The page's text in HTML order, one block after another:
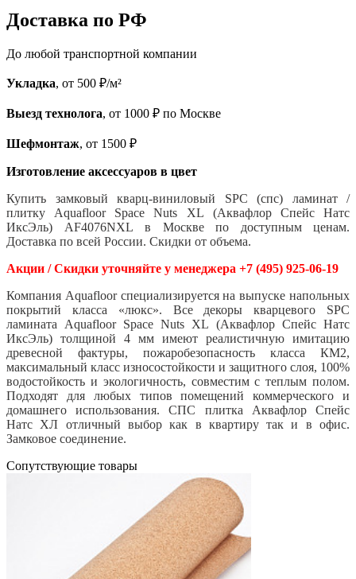
Доставка по РФ
До любой транспортной компании
Укладка, от 500 ₽/м²
Выезд технолога, от 1000 ₽ по Москве
Шефмонтаж, от 1500 ₽
Изготовление аксессуаров в цвет
Купить замковый кварц-виниловый SPC (спс) ламинат /
плитку Aquafloor Space Nuts XL (Аквафлор Спейс Натс
ИксЭль) AF4076NXL в Москве по доступным ценам.
Доставка по всей России. Скидки от объема.
Акции / Скидки уточняйте у менеджера +7 (495) 925-06-19
Компания Aquafloor специализируется на выпуске напольных
покрытий класса «люкс». Все декоры кварцевого SPC
ламината Aquafloor Space Nuts XL (Аквафлор Спейс Натс
ИксЭль) толщиной 4 мм имеют реалистичную имитацию
древесной фактуры, пожаробезопасность класса КМ2,
максимальный класс износостойкости и защитного слоя, 100%
водостойкость и экологичность, совместим с теплым полом.
Подходят для любых типов помещений коммерческого и
домашнего использования. СПС плитка Аквафлор Спейс
Натс ХЛ отличный выбор как в квартиру так и в офис.
Замковое соединение.
Cопутствующие товары